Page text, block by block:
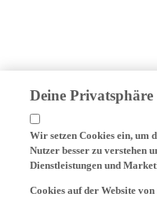
Deine
Wir setzen Cookies ein, um
Nutzer besser zu verstehen
Dienstleistungen und
Cookies auf der Website